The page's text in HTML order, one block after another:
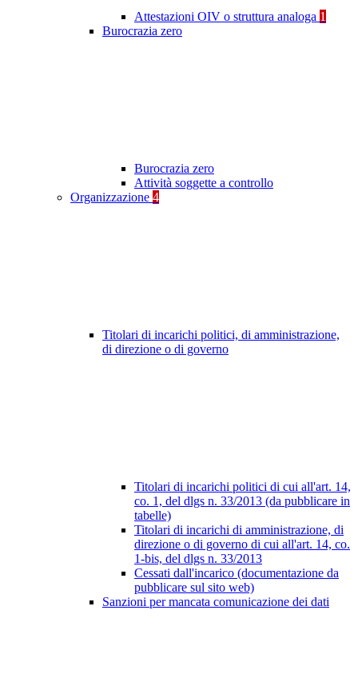
Attestazioni OIV o struttura analoga 1
Burocrazia zero
Burocrazia zero
Attività soggette a controllo
Organizzazione 4
Titolari di incarichi politici, di amministrazione,
di direzione o di governo
Titolari di incarichi politici di cui all'art. 14,
co. 1, del dlgs n. 33/2013 (da pubblicare in
tabelle)
Titolari di incarichi di amministrazione, di
direzione o di governo di cui all'art. 14, co.
1-bis, del dlgs n. 33/2013
Cessati dall'incarico (documentazione da
pubblicare sul sito web)
Sanzioni per mancata comunicazione dei dati